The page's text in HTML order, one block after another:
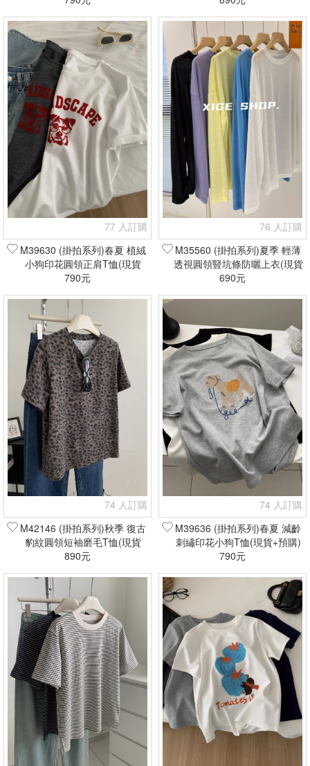
77 人訂購
M39630 (掛拍系列)春夏 植絨
小狗印花圓領正肩T恤(現貨
+預購)
790元
76 人訂購
M35560 (掛拍系列)夏季 輕薄
透視圓領豎坑條防曬上衣(現貨
+預購)
690元
74 人訂購
M42146 (掛拍系列)秋季 復古
豹紋圓領短袖磨毛T恤(現貨
+預購)
890元
74 人訂購
M39636 (掛拍系列)春夏 減齡
刺繡印花小狗T恤(現貨+預購)
790元